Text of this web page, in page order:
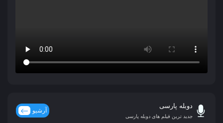
دوبله پارسی
جدید ترین فیلم های دوبله پارسی
آرشیو